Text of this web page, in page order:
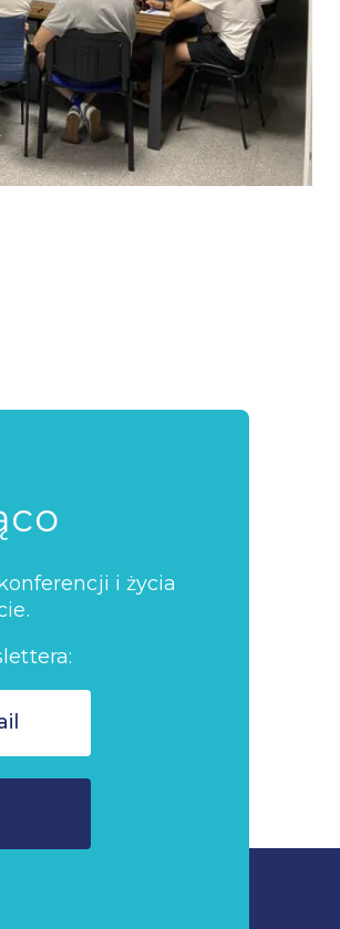
i życia